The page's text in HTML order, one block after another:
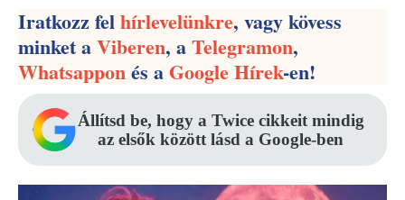
Iratkozz felhírlevelünkre, vagy kövess
minket aViberen, aTelegramon,
Whatsapponés aGoogle Hírek-en!
Állítsd be, hogy a Twice cikkeit mindig
az elsők között lásd a Google-ben